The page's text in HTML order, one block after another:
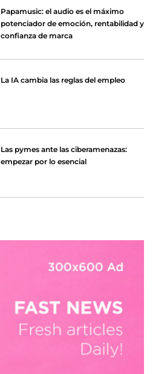
Papamusic: el audio es el máximo
potenciador de emoción, rentabilidad y
confianza de marca
La IA cambia las reglas del empleo
Las pymes ante las ciberamenazas:
empezar por lo esencial